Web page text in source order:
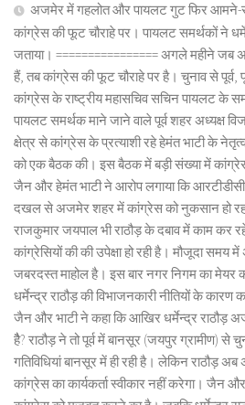
अजमेर में गहलोत और पायलट गुट फिर आमने-
कांग्रेस की फूट चौराहे पर। पायलट समर्थकों ने
जताया। ================ अगले महीने जब
हैं, तब कांग्रेस की फूट चौराहे पर है। चुनाव से
कांग्रेस के राष्ट्रीय महासचिव सचिन पायलट के
पायलट समर्थक माने जाने वाले पूर्व शहर अध्यक्ष
क्षेत्र से कांग्रेस के प्रत्याशी रहे हेमंत भाटी के
को एक बैठक की। इस बैठक में बड़ी संख्या में कांग्रेस
जैन और हेमंत भाटी ने आरोप लगाया कि आरटीडीसी
दखल से अजमेर शहर में कांग्रेस को नुकसान हो
राजकुमार जयपाल भी राठौड़ के दबाव में काम कर
कांग्रेसियों की की उपेक्षा हो रही है। मौजूदा
जबरदस्त माहोल है। इस बार नगर निगम का
धर्मेन्द्र राठौड़ की विभाजनकारी नीतियों के कारण
जैन और भाटी ने कहा कि आखिर धर्मेन्द्र राठौड़
हैै? राठौड़ ने तो पूर्व में बानसूर (जयपुर ग्रामीण) से
गतिविधियां बानसूर में ही रही है। लेकिन राठौड़
कांग्रेस का कार्यकर्ता स्वीकार नहीं करेगा। जैन